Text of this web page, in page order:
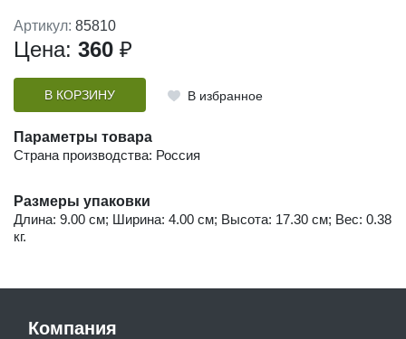
Артикул: 85810
Цена: 360 ₽
В КОРЗИНУ В избранное
Параметры товара
Страна производства: Россия
Размеры упаковки
Длина: 9.00 см; Ширина: 4.00 см; Высота: 17.30 см; Вес: 0.38
кг.
Компания